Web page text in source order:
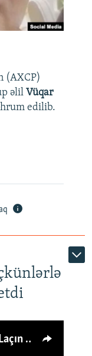
(AXCP)
əlil Vüqar
edilib.
'Ya təklif olunan ev, ya status!' – Laçın köçkünü: 'Laçından başqa heç hara!'